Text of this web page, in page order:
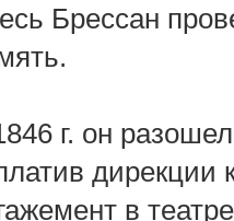
Брессан
г. он
дирекции
в